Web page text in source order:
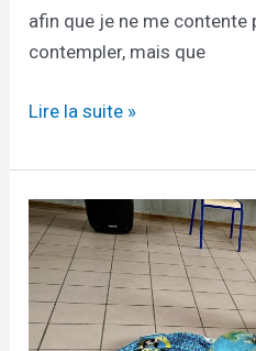
afin que je ne me contente
contempler, mais que
Lire la suite »
Session
juillet
du
Congo